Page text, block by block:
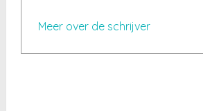
Meer over de schrijver